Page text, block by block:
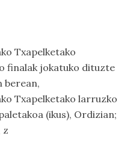
Txapelketako
finalak jokatuko dituzte
berean,
Txapelketako larruzko
(ikus), Ordizian;
z